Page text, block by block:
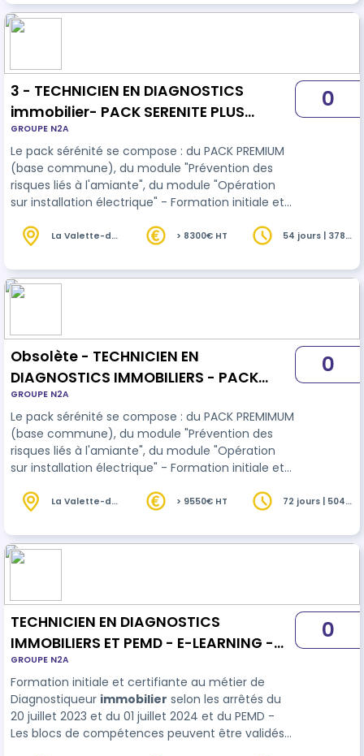
formation continue prévue par la loi ALUR. Le
progra…
3 - TECHNICIEN EN DIAGNOSTICS
immobilier- PACK SERENITE PLUS
(formation initiale)
GROUPE N2A
Le pack sérénité se compose : du PACK PREMIUM
(base commune), du module "Prévention des
risques liés à l'amiante", du module "Opération
sur installation électrique" - Formation initiale et
immobilierselon les arrêtés en vigueur - Les
séparément. Attention, la durée de ce
programme concerne le socle de base. Elle peut
0
La Valette-du-
> 8300€ HT
54 jours | 378
Obsolète - TECHNICIEN EN
DIAGNOSTICS IMMOBILIERS - PACK
SERENITE (formation initiale) -
duplicata
GROUPE N2A
Le pack sérénité se compose : du PACK PREMIMUM
(base commune), du module "Prévention des
risques liés à l'amiante", du module "Opération
sur installation électrique" - Formation initiale et
immobilierselon les arrêtés du 20 juillet 2023 et
peuvent être validés séparément. - Tutorat
première année offert Attention, la durée de ce
0
La Valette-du-
> 9550€ HT
72 jours | 504
TECHNICIEN EN DIAGNOSTICS
IMMOBILIERS ET PEMD - E-LEARNING -
duplicata
GROUPE N2A
Formation initiale et certifiante au métier de
Diagnostiqueur immobilier selon les arrêtés du
20 juillet 2023 et du 01 juillet 2024 et du PEMD -
Les blocs de compétences peuvent être validés
0